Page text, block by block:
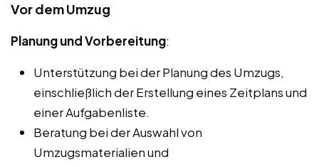
Vor dem Umzug
Planung und Vorbereitung:
Unterstützung bei der Planung des Umzugs,
einschließlich der Erstellung eines Zeitplans und
einer Aufgabenliste.
Beratung bei der Auswahl von
Umzugsmaterialien und